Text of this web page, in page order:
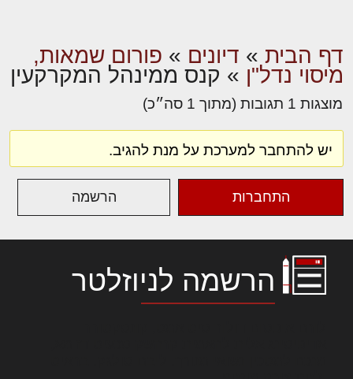
דף הבית » דיונים » פורום שמאות,
מיסוי נדל"ן » קנס ממינהל המקרקעין
מוצגות 1 תגובות (מתוך 1 סה״כ)
יש להתחבר למערכת על מנת להגיב.
התחברות הרשמה
הרשמה לניוזלטר